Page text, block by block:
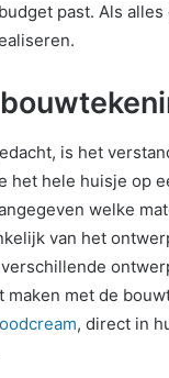
past. Als
is het
het hele huisje op
welke
van het
met de
, direct in